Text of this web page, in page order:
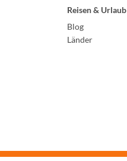
Reisen & Urlaub
Blog
Länder